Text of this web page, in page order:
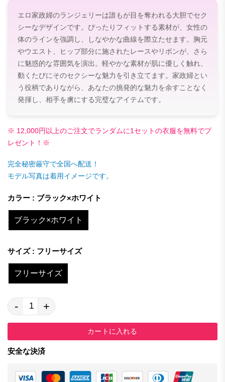
エロ家政婦のランジェリーは誰もが目を奪われる大胆でセク
シーなデザインです。ぴったりフィットする素材が、女性の
体のラインを強調し、しなやかな曲線を際立たせます。胸元
やウエスト、ヒップ部分に施されたレースやリボンが、さら
に魅惑的な雰囲気を演出。軽やかな素材が肌に優しく触れ、
動くたびにそのセクシーな魅力を引き立てます。家政婦とい
う役柄でありながら、あなたの挑発的な魅力を余すことなく
発揮し、相手を虜にする完璧なアイテムです。
※ 12,000円以上のご注文でランダムに1セットの衣服を無料でプ
レゼント！※
完全秘密厳守で全国へ配送！
モデル写真は着用イメージです。
カラー : ブラック×ホワイト
ブラック×ホワイト
サイズ : フリーサイズ
フリーサイズ
- +
カートに入れる
安全な決済